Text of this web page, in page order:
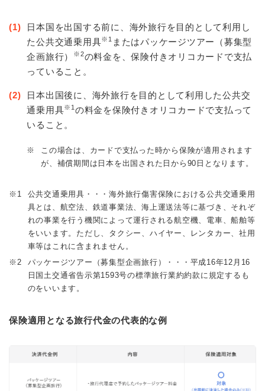
(1)
日本国を出国する前に、海外旅行を目的として利用し
た公共交通乗用具※1 またはパッケージツアー（募集型
企画旅行）
※2の料金を、保険付きオリコカードで支払
っていること。
(2)
日本出国後に、海外旅行を目的として利用した公共交
通乗用具※1 の料金を保険付きオリコカードで支払って
いること。
※
この場合は、カードで支払った時から保険が適用されます
が、補償期間は日本を出国された日から90日となります。
※
公共交通乗用具・・・海外旅行傷害保険における公共交通乗用
具とは、航空法、鉄道事業法、海上運送法等に基づき、それぞ
れの事業を行う機関によって運行される航空機、電車、船舶等
をいいます。ただし、タクシー、ハイヤー、レンタカー、社用
車等はこれに含まれません。
※
パッケージツアー（募集型企画旅行）・・・平成16年12月16
日国土交通省告示第1593号の標準旅行業約約款に規定するも
のをいいます。
保険適用となる旅行代金の代表的な例